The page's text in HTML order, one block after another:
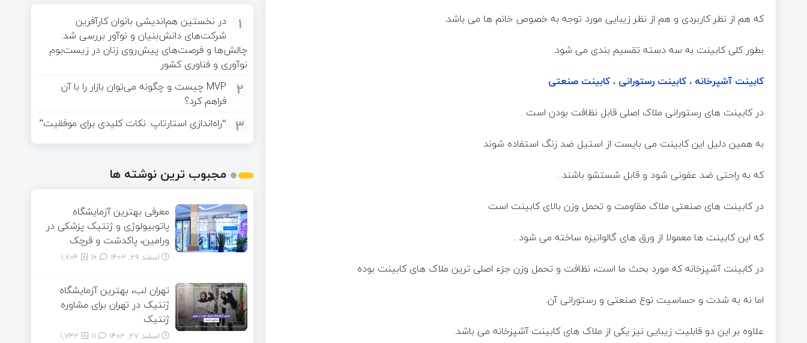
که هم از نظر کاربردی و هم از نظر زیبایی مورد توجه به خصوص خانم ها می باشد.
بطور کلی کابینت به سه دسته تقسیم بندی می شود.
کابینت آشپرخانه ، کابینت رستورانی ، کابینت صنعتی
در کابینت های رستورانی ملاک اصلی قابل نظافت بودن است .
به همین دلیل این کابینت می بایست از استیل ضد زنگ استفاده شوند
که به راحتی ضد عفونی شود و قابل شستشو باشند .
در کابینت های صنعتی ملاک مقاومت و تحمل وزن بالای کابینت است
که این کابینت ها معمولا از ورق های گالوانیزه ساخته می شود .
در کابینت آشپزخانه که مورد بحث ما است، نظافت و تحمل وزن جزء اصلی ترین ملاک های کابینت بوده
اما نه به شدت و حساسیت نوع صنعتی و رستورانی آن.
علاوه بر این دو قابلیت زیبایی نیز یکی از ملاک های کابینت آشپزخانه می باشد.
1
در نخستین هم‌اندیشی بانوان کارآفرین
شرکت‌های دانش‌بنیان و نوآور بررسی شد:
چالش‌ها و فرصت‌های پیش‌روی زنان در زیست‌بوم
نوآوری و فناوری کشور
2
MVP چیست و چگونه می‌توان بازار را با آن
فراهم کرد؟
3 “راه‌اندازی استارتاپ: نکات کلیدی برای موفقیت”
مجبوب ترین نوشته ها
معرفی بهترین آزمایشگاه
پاتوبیولوژی و ژنتیک پزشکی در
ورامین، پاکدشت و قرچک
اسفند ۲۹, ۱۴۰۲ 1,704
تهران لب، بهترین آزمایشگاه
ژنتیک در تهران برای مشاوره
ژنتیک
اسفند ۲۷, ۱۴۰۲ 1,732